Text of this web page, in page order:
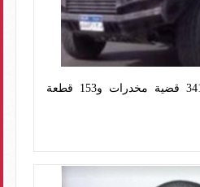
خلال 24 ساعة.. ضبط 341 قضية مخدرات و153 قطعة